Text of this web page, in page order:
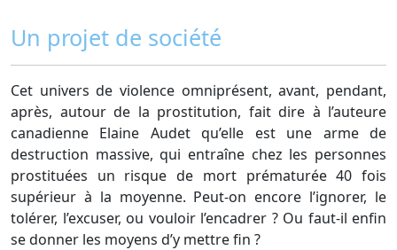
Un projet de société
Cet univers de violence omniprésent, avant, pendant,
après, autour de la prostitution, fait dire à l’auteure
canadienne Elaine Audet qu’elle est une arme de
destruction massive, qui entraîne chez les personnes
prostituées un risque de mort prématurée 40 fois
supérieur à la moyenne. Peut-on encore l’ignorer, le
tolérer, l’excuser, ou vouloir l’encadrer ? Ou faut-il enfin
se donner les moyens d’y mettre fin ?